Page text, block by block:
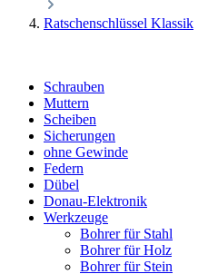
Ratschenschlüssel Klassik
Schrauben
Muttern
Scheiben
Sicherungen
ohne Gewinde
Federn
Dübel
Donau-Elektronik
Werkzeuge
Bohrer für Stahl
Bohrer für Holz
Bohrer für Stein